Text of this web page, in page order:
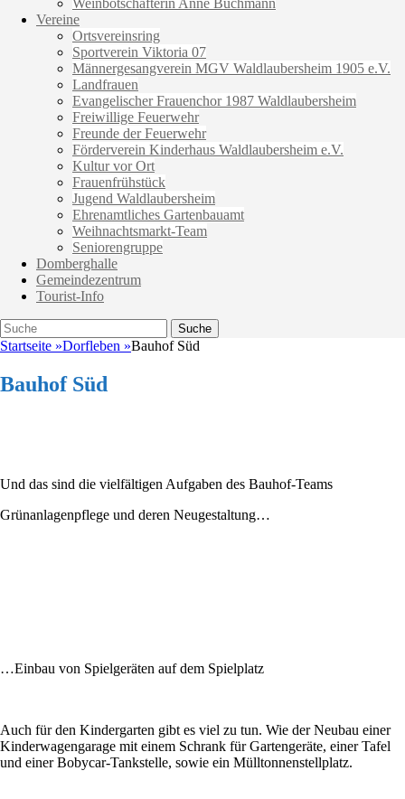
Weinbotschafterin Anne Buchmann
Vereine
Ortsvereinsring
Sportverein Viktoria 07
Männergesangverein MGV Waldlaubersheim 1905 e.V.
Landfrauen
Evangelischer Frauenchor 1987 Waldlaubersheim
Freiwillige Feuerwehr
Freunde der Feuerwehr
Förderverein Kinderhaus Waldlaubersheim e.V.
Kultur vor Ort
Frauenfrühstück
Jugend Waldlaubersheim
Ehrenamtliches Gartenbauamt
Weihnachtsmarkt-Team
Seniorengruppe
Domberghalle
Gemeindezentrum
Tourist-Info
Suche
Suche
nach:
Startseite »Dorfleben »Bauhof Süd
Bauhof Süd
Und das sind die vielfältigen Aufgaben des Bauhof-Teams
Grünanlagenpflege und deren Neugestaltung…
…Einbau von Spielgeräten auf dem Spielplatz
Auch für den Kindergarten gibt es viel zu tun. Wie der Neubau einer
Kinderwagengarage mit einem Schrank für Gartengeräte, einer Tafel
und einer Bobycar-Tankstelle, sowie ein Mülltonnenstellplatz.